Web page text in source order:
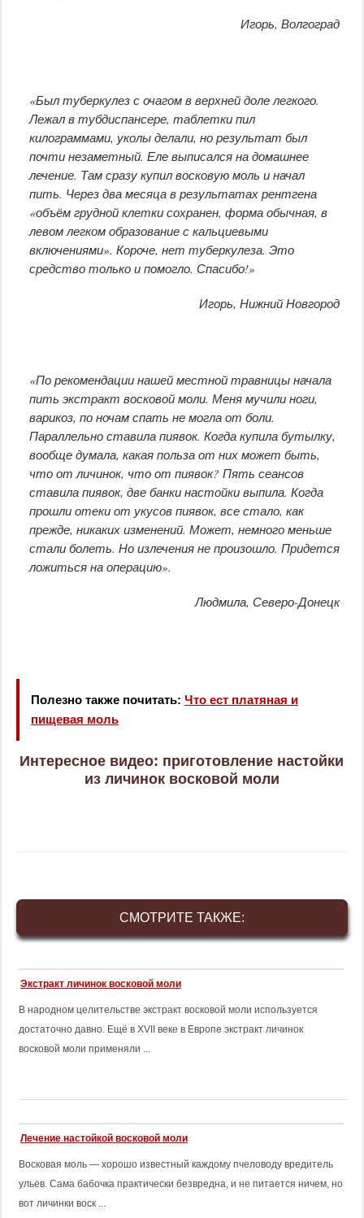
Игорь, Волгоград
«Был туберкулез с очагом в верхней доле легкого.
Лежал в тубдиспансере, таблетки пил
килограммами, уколы делали, но результат был
почти незаметный. Еле выписался на домашнее
лечение. Там сразу купил восковую моль и начал
пить. Через два месяца в результатах рентгена
«объём грудной клетки сохранен, форма обычная, в
левом легком образование с кальциевыми
включениями». Короче, нет туберкулеза. Это
средство только и помогло. Спасибо!»
Игорь, Нижний Новгород
«По рекомендации нашей местной травницы начала
пить экстракт восковой моли. Меня мучили ноги,
варикоз, по ночам спать не могла от боли.
Параллельно ставила пиявок. Когда купила бутылку,
вообще думала, какая польза от них может быть,
что от личинок, что от пиявок? Пять сеансов
ставила пиявок, две банки настойки выпила. Когда
прошли отеки от укусов пиявок, все стало, как
прежде, никаких изменений. Может, немного меньше
стали болеть. Но излечения не произошло. Придется
ложиться на операцию».
Людмила, Северо-Донецк
Полезно также почитать: Что ест платяная и
пищевая моль
Интересное видео: приготовление настойки
из личинок восковой моли
СМОТРИТЕ ТАКЖЕ:
Экстракт личинок восковой моли
В народном целительстве экстракт восковой моли используется
достаточно давно. Ещё в XVII веке в Европе экстракт личинок
восковой моли применяли ...
Лечение настойкой восковой моли
Восковая моль — хорошо известный каждому пчеловоду вредитель
ульев. Сама бабочка практически безвредна, и не питается ничем, но
вот личинки воск ...